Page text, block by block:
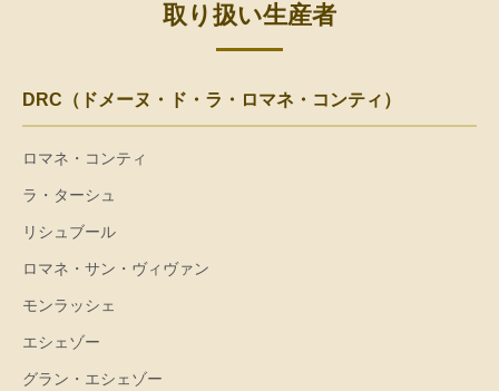
取り扱い生産者
DRC（ドメーヌ・ド・ラ・ロマネ・コンティ）
ロマネ・コンティ
ラ・ターシュ
リシュブール
ロマネ・サン・ヴィヴァン
モンラッシェ
エシェゾー
グラン・エシェゾー